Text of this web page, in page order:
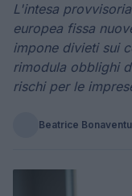
L'intesa
europea fissa
impone divieti sui
rimodula obblighi
rischi per le
Beatrice